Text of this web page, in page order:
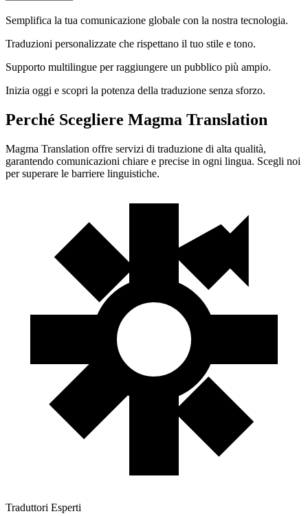
Semplifica la tua comunicazione globale con la nostra tecnologia.
Traduzioni personalizzate che rispettano il tuo stile e tono.
Supporto multilingue per raggiungere un pubblico più ampio.
Inizia oggi e scopri la potenza della traduzione senza sforzo.
Perché Scegliere Magma Translation
Magma Translation offre servizi di traduzione di alta qualità,
garantendo comunicazioni chiare e precise in ogni lingua. Scegli noi
per superare le barriere linguistiche.
Traduttori Esperti